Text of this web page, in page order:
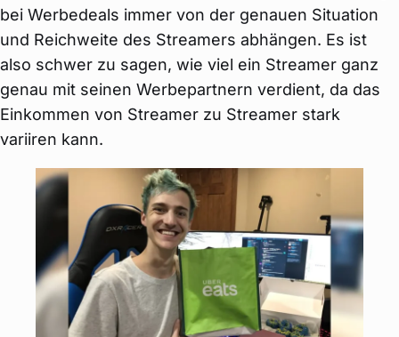
bei Werbedeals immer von der genauen Situation
und Reichweite des Streamers abhängen. Es ist
also schwer zu sagen, wie viel ein Streamer ganz
genau mit seinen Werbepartnern verdient, da das
Einkommen von Streamer zu Streamer stark
variiren kann.